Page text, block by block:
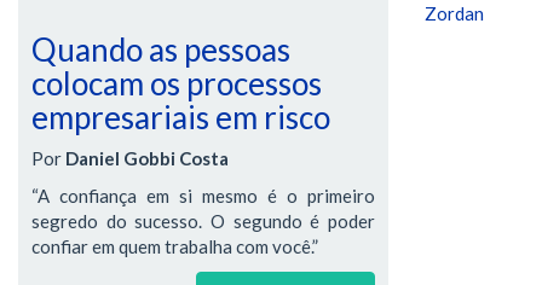
Quando as pessoas
colocam os processos
empresariais em risco
Por Daniel Gobbi Costa
“A confiança em si mesmo é o primeiro
segredo do sucesso. O segundo é poder
confiar em quem trabalha com você.”
Zordan